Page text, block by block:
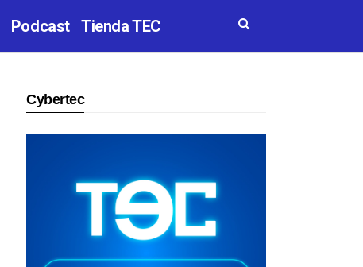
Podcast Tienda TEC
Cybertec